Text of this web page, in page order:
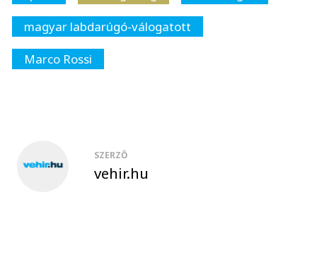
magyar labdarúgó-válogatott
Marco Rossi
SZERZŐ
vehir.hu